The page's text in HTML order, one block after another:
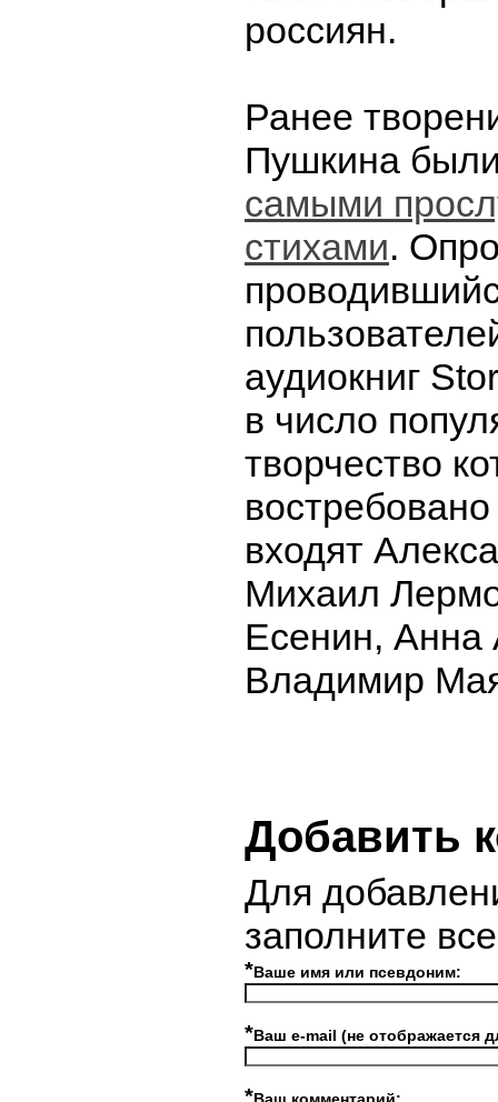
россиян.
Ранее
Пушкина
самыми
стихами.
аудиокниг
в число
творчество
входят
Михаил
Есенин, Анна
Владимир
Добавить
Для
заполните
*Ваше имя или псевдоним:
*Ваш e-mail (не отображается
*